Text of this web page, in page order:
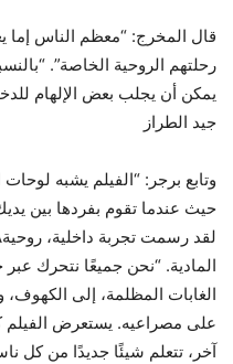
قال المخرج: “معظم الناس
رحلتهم الروحية الخاصة”.
يمكن أن يجلب بعض الإلهام
جيد الطراز
وتابع برجر: “الفيلم يشبه لوحات
حيث عندما تقوم بفردها بين
لقد رسمت تجربة داخلية، روحية
المادية. “نحن جميعًا نتحرك
الغابات المظلمة، إلى
على مصراعيه. يستعرض الفيلم
آخر، تتعلم شيئًا جديدًا من كل